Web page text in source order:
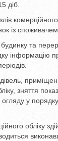
діб.
із споживачем.
та
інформацію
зняття
огляду у
обліку